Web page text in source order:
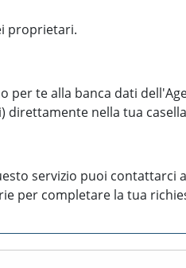
proprietari.
per te alla banca dati
direttamente nella tua
servizio puoi contattarci
per completare la tua